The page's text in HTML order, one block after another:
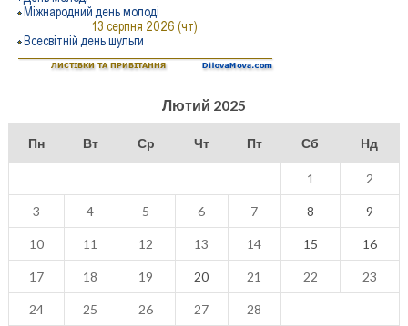
Лютий 2025
Пн Вт Ср Чт Пт Сб Нд
1 2
3 4 5 6 7 8 9
10 11 12 13 14 15 16
17 18 19 20 21 22 23
24 25 26 27
28